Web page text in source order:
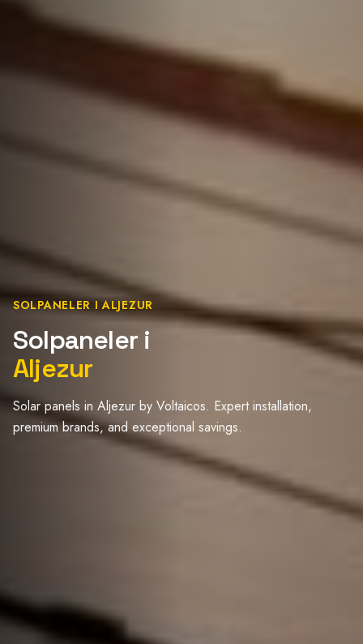
SOLPANELER I ALJEZUR
Solpaneler i
Aljezur
Solar panels in Aljezur by Voltaicos. Expert installation,
premium brands, and exceptional savings.